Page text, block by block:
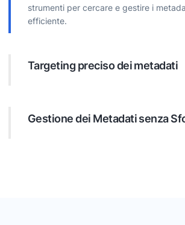
strumenti per cercare e gestire i
efficiente.
Targeting preciso dei metadati
espressioni regolari per trovare
cui hai bisogno.
Gestione dei Metadati senza